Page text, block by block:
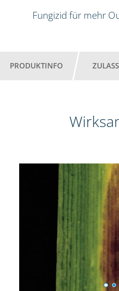
Fungizid für mehr
PRODUKTINFO